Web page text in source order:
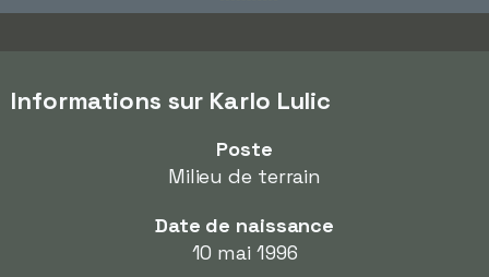
Informations sur Karlo Lulic
Poste
Milieu de terrain
Date de naissance
10 mai 1996